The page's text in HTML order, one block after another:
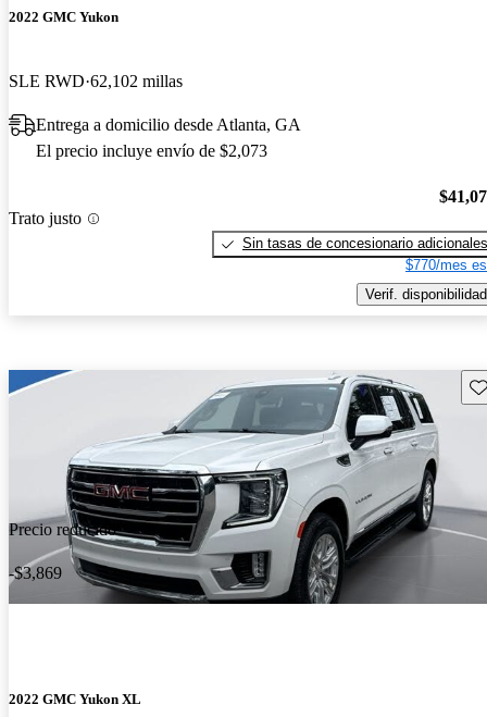
2022 GMC Yukon
SLE RWD 62,102 millas
Entrega a domicilio desde Atlanta, GA
El precio incluye envío de $2,073
Trato justo
Sin tasas de concesionario adicionales
$770/mes
Verif. disponibilidad
Precio reducido
-$3,869
2022 GMC Yukon XL